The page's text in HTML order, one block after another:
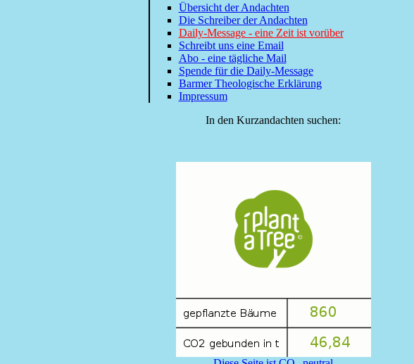
Übersicht der Andachten
Die Schreiber der Andachten
Daily-Message - eine Zeit ist vorüber
Schreibt uns eine Email
Abo - eine tägliche Mail
Spende für die Daily-Message
Barmer Theologische Erklärung
Impressum
In den Kurzandachten suchen: